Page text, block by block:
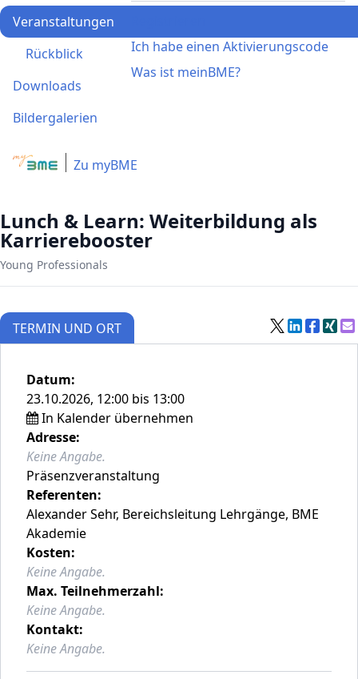
Ich habe einen Aktivierungscode
Was ist meinBME?
Veranstaltungen
Rückblick
Downloads
Bildergalerien
Zu myBME
Lunch & Learn: Weiterbildung als
Karrierebooster
Young Professionals
TERMIN UND ORT
Datum:
23.10.2026, 12:00 bis 13:00
In Kalender übernehmen
Adresse:
Keine Angabe.
Präsenzveranstaltung
Referenten:
Alexander Sehr, Bereichsleitung Lehrgänge, BME
Akademie
Kosten:
Keine Angabe.
Max. Teilnehmerzahl:
Keine Angabe.
Kontakt:
Keine Angabe.